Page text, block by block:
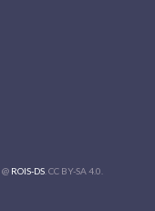
@ ROIS-DS. CC BY-SA 4.0.